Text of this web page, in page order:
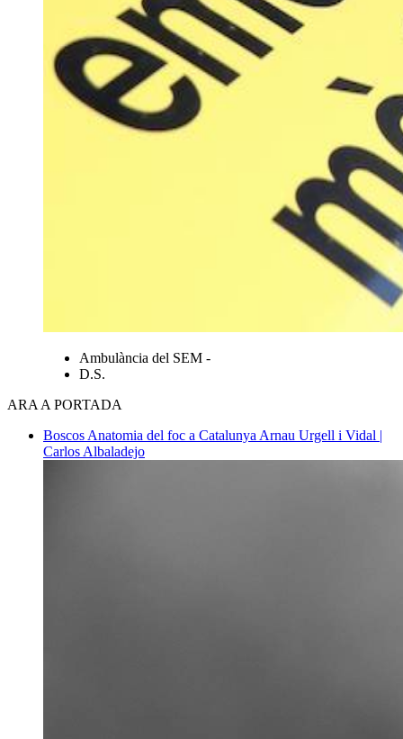
Ambulància del SEM -
D.S.
ARA A PORTADA
Boscos Anatomia del foc a Catalunya Arnau Urgell i Vidal |
Carlos Albaladejo